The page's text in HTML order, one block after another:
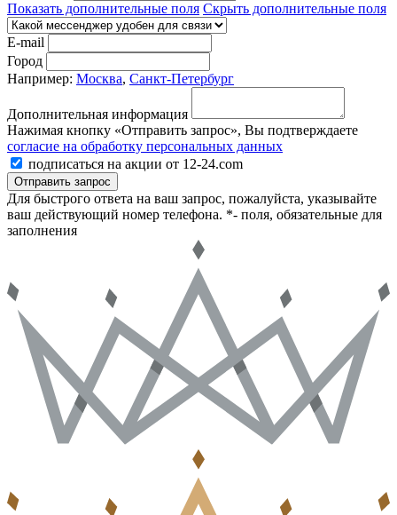
Показать дополнительные поля Скрыть дополнительные поля
E-mail
Город
Например: Москва, Санкт-Петербург
Дополнительная информация
Нажимая кнопку «Отправить запрос», Вы подтверждаете
согласие на обработку персональных данных
подписаться на акции от 12-24.com
Отправить запрос
Для быстрого ответа на ваш запрос, пожалуйста, указывайте
ваш действующий номер телефона. *- поля, обязательные для
заполнения